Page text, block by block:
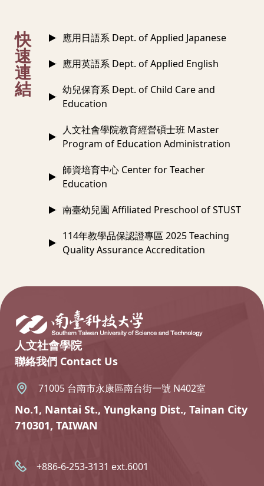
快
速
連
結
應用日語系 Dept. of Applied Japanese
應用英語系 Dept. of Applied English
幼兒保育系 Dept. of Child Care and
Education
人文社會學院教育經營碩士班 Master
Program of Education Administration
師資培育中心 Center for Teacher
Education
南臺幼兒園 Affiliated Preschool of STUST
114年教學品保認證專區 2025 Teaching
Quality Assurance Accreditation
人文社會學院
聯絡我們 Contact Us
71005 台南市永康區南台街一號 N402室
No.1, Nantai St., Yungkang Dist., Tainan City
710301, TAIWAN
+886-6-253-3131 ext.6001